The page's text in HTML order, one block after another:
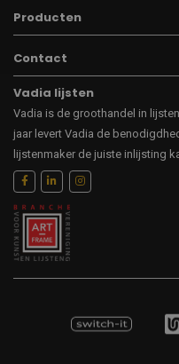
Producten
Contact
Vadia lijsten
Vadia is de groothandel in
jaar levert Vadia de
lijstenmaker de juiste inlijsting